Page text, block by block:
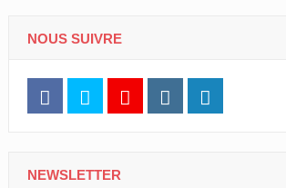
NOUS SUIVRE
NEWSLETTER